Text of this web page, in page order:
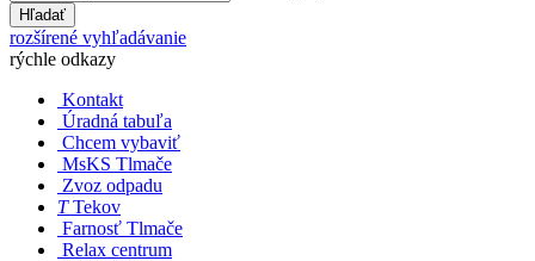
Hľadať
rozšírené vyhľadávanie
rýchle odkazy
Kontakt
Úradná tabuľa
Chcem vybaviť
MsKS Tlmače
Zvoz odpadu
T Tekov
Farnosť Tlmače
Relax centrum